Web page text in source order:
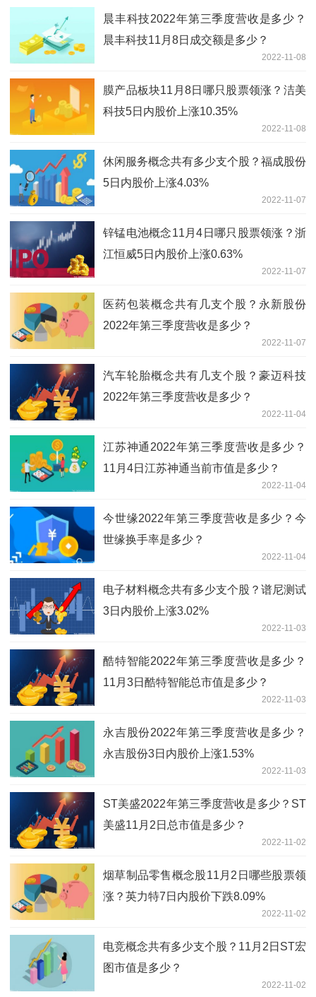
晨丰科技2022年第三季度营收是多少？
晨丰科技11月8日成交额是多少？
2022-11-08
膜产品板块11月8日哪只股票领涨？洁美
科技5日内股价上涨10.35%
2022-11-08
休闲服务概念共有多少支个股？福成股份
5日内股价上涨4.03%
2022-11-07
锌锰电池概念11月4日哪只股票领涨？浙
江恒威5日内股价上涨0.63%
2022-11-07
医药包装概念共有几支个股？永新股份
2022年第三季度营收是多少？
2022-11-07
汽车轮胎概念共有几支个股？豪迈科技
2022年第三季度营收是多少？
2022-11-04
江苏神通2022年第三季度营收是多少？
11月4日江苏神通当前市值是多少？
2022-11-04
今世缘2022年第三季度营收是多少？今
世缘换手率是多少？
2022-11-04
电子材料概念共有多少支个股？谱尼测试
3日内股价上涨3.02%
2022-11-03
酷特智能2022年第三季度营收是多少？
11月3日酷特智能总市值是多少？
2022-11-03
永吉股份2022年第三季度营收是多少？
永吉股份3日内股价上涨1.53%
2022-11-03
ST美盛2022年第三季度营收是多少？ST
美盛11月2日总市值是多少？
2022-11-02
烟草制品零售概念股11月2日哪些股票领
涨？英力特7日内股价下跌8.09%
2022-11-02
电竞概念共有多少支个股？11月2日ST宏
图市值是多少？
2022-11-02